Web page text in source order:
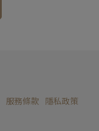
服務條款 隱私政策